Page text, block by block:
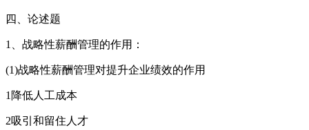
四、论述题
1、战略性薪酬管理的作用：
(1)战略性薪酬管理对提升企业绩效的作用
1降低人工成本
2吸引和留住人才